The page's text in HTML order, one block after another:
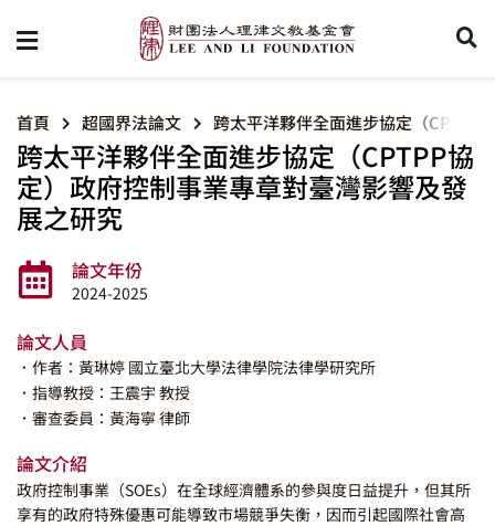
首頁 超國界法論文 跨太平洋夥伴全面進步協定（CPTPP
跨太平洋夥伴全面進步協定（CPTPP協
定）政府控制事業專章對臺灣影響及發
展之研究
論文年份
2024-2025
論文人員
．作者：黃琳婷 國立臺北大學法律學院法律學研究所
．指導教授：王震宇 教授
．審查委員：黃海寧 律師
論文介紹
政府控制事業（SOEs）在全球經濟體系的參與度日益提升，但其所
享有的政府特殊優惠可能導致市場競爭失衡，因而引起國際社會高